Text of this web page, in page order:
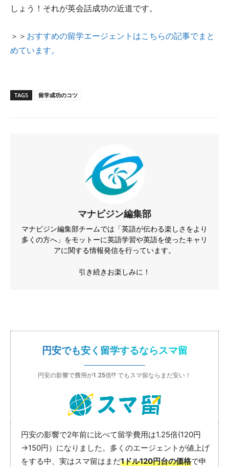
しょう！それが英会話成功の近道です。
＞＞ おすすめの留学エージェントはこちらの記事でまと
めています。
TAGS 留学成功のコツ
マナビジン編集部
マナビジン編集部チームでは「英語が伝わる楽しさをより
多くの方へ」をモットーに英語学習や英語を使ったキャリ
アに関する情報発信を行っています。
引き続きお楽しみに！
円安でも安く留学するならスマ留
円安の影響で費用が1.25倍!? でもスマ留ならまだ安い！
円安の影響で2年前に比べて留学費用は1.25倍(120円
→150円）になりました。多くのエージェントが値上げ
をする中、実はスマ留はまだ1ドル120円台の価格で申